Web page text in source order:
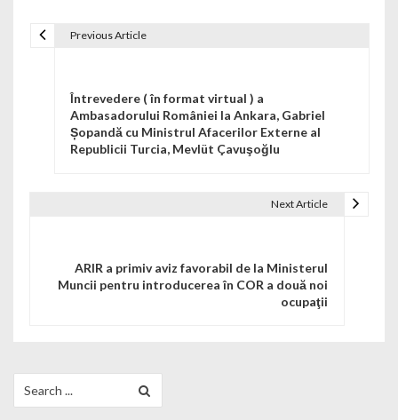
Previous Article
Întrevedere ( în format virtual ) a
Ambasadorului României la Ankara, Gabriel
Șopandă cu Ministrul Afacerilor Externe al
Republicii Turcia, Mevlüt Çavuşoğlu
Next Article
ARIR a primiv aviz favorabil de la Ministerul
Muncii pentru introducerea în COR a două noi
ocupaţii